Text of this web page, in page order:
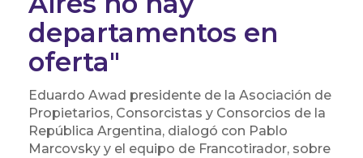
departamentos en
oferta"
Eduardo Awad presidente de la Asociación de
Propietarios, Consorcistas y Consorcios de la
República Argentina, dialogó con Pablo
Marcovsky y el equipo de Francotirador, sobre